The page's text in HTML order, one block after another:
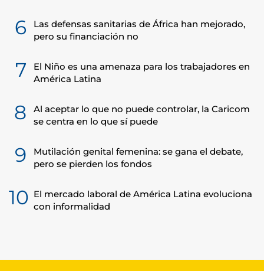
6
Las defensas sanitarias de África han mejorado,
pero su financiación no
7
El Niño es una amenaza para los trabajadores en
América Latina
8
Al aceptar lo que no puede controlar, la Caricom
se centra en lo que sí puede
9
Mutilación genital femenina: se gana el debate,
pero se pierden los fondos
10 El mercado laboral de América Latina evoluciona
con informalidad